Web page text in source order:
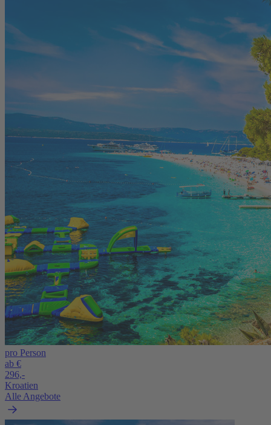
pro Person
ab €
296,-
Kroatien
Alle Angebote